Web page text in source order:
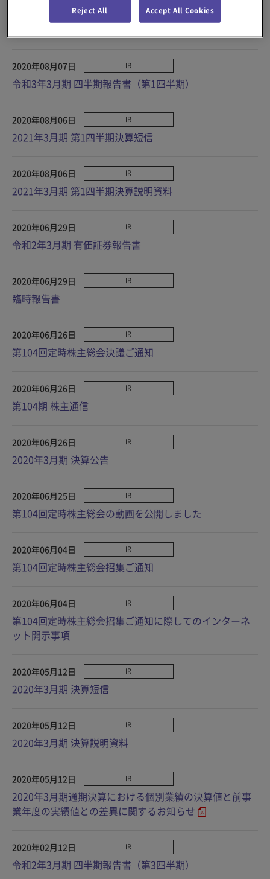
2020年10月30日
2020年08月07日 IR
令和3年3月期 四半期報告書（第1四半期）
2020年08月06日 IR
2021年3月期 第1四半期決算短信
2020年08月06日 IR
2021年3月期 第1四半期決算説明資料
2020年06月29日 IR
令和2年3月期 有価証券報告書
2020年06月29日 IR
臨時報告書
2020年06月26日 IR
第104回定時株主総会決議ご通知
2020年06月26日 IR
第104期 株主通信
2020年06月26日 IR
2020年3月期 決算公告
2020年06月25日 IR
第104回定時株主総会の動画を公開しました
2020年06月04日 IR
第104回定時株主総会招集ご通知
2020年06月04日 IR
第104回定時株主総会招集ご通知に際してのインターネ
ット開示事項
2020年05月12日 IR
2020年3月期 決算短信
2020年05月12日 IR
2020年3月期 決算説明資料
2020年05月12日 IR
2020年3月期通期決算における個別業績の決算値と前事
業年度の実績値との差異に関するお知らせ
2020年02月12日 IR
令和2年3月期 四半期報告書（第3四半期）
Reject All Accept All Cookies